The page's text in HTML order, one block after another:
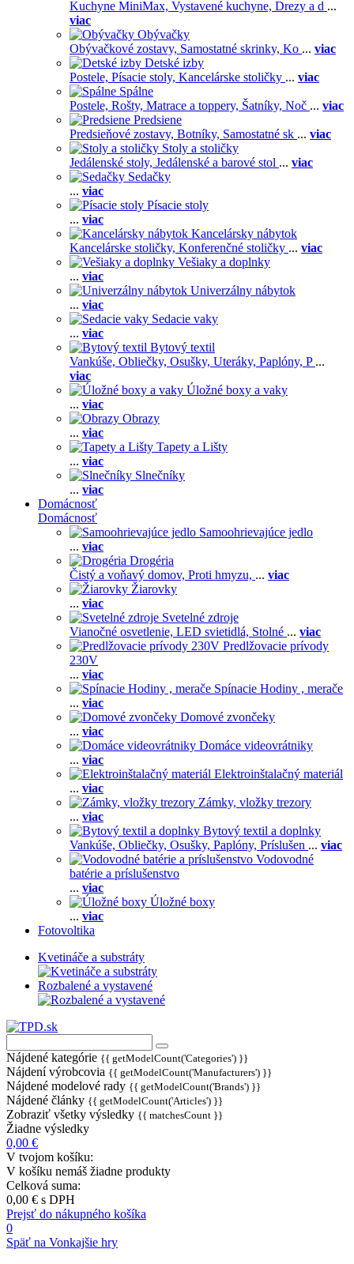
Kuchyne MiniMax, Vystavené kuchyne, Drezy a d ...
viac
Obývačky
Obývačkové zostavy, Samostatné skrinky, Ko ... viac
Detské izby
Postele, Písacie stoly, Kancelárske stoličky ... viac
Spálne
Postele, Rošty, Matrace a toppery, Šatníky, Noč ... viac
Predsiene
Predsieňové zostavy, Botníky, Samostatné sk ... viac
Stoly a stoličky
Jedálenské stoly, Jedálenské a barové stol ... viac
Sedačky
... viac
Písacie stoly
... viac
Kancelársky nábytok
Kancelárske stoličky, Konferenčné stoličky ... viac
Vešiaky a doplnky
... viac
Univerzálny nábytok
... viac
Sedacie vaky
... viac
Bytový textil
Vankúše, Obliečky, Osušky, Uteráky, Paplóny, P ...
viac
Úložné boxy a vaky
... viac
Obrazy
... viac
Tapety a Lišty
... viac
Slnečníky
... viac
Domácnosť
Domácnosť
Samoohrievajúce jedlo
... viac
Drogéria
Čistý a voňavý domov, Proti hmyzu, ... viac
Žiarovky
... viac
Svetelné zdroje
Vianočné osvetlenie, LED svietidlá, Stolné ... viac
Predlžovacie prívody
230V
... viac
Spínacie Hodiny , merače
... viac
Domové zvončeky
... viac
Domáce videovrátniky
... viac
Elektroinštalačný materiál
... viac
Zámky, vložky trezory
... viac
Bytový textil a doplnky
Vankúše, Obliečky, Osušky, Paplóny, Príslušen ... viac
Vodovodné
batérie a príslušenstvo
... viac
Úložné boxy
... viac
Fotovoltika
Kvetináče a substráty
Rozbalené a vystavené
Nájdené kategórie {{ getModelCount('Categories') }}
Nájdení výrobcovia {{ getModelCount('Manufacturers') }}
Nájdené modelové rady {{ getModelCount('Brands') }}
Nájdené články {{ getModelCount('Articles') }}
Zobraziť všetky výsledky {{ matchesCount }}
Žiadne výsledky
0,00 €
V tvojom košíku:
V košíku nemáš žiadne produkty
Celková suma:
0,00 € s DPH
Prejsť do nákupného košíka
0
Späť na Vonkajšie hry